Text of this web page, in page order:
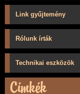
Link gyűjtemény
Rólunk írták
Technikai eszközök